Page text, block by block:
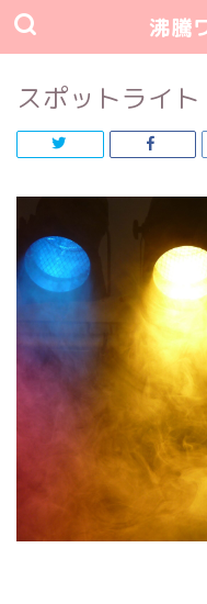
沸騰
スポットライト